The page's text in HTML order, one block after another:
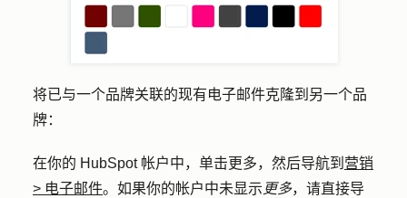
将已与一个品牌关联的现有电子邮件克隆到另一个品
牌：
在你的 HubSpot 帐户中，单击更多，然后导航到 营销
> 电子邮件。如果你的帐户中未显示 更多，请直接导